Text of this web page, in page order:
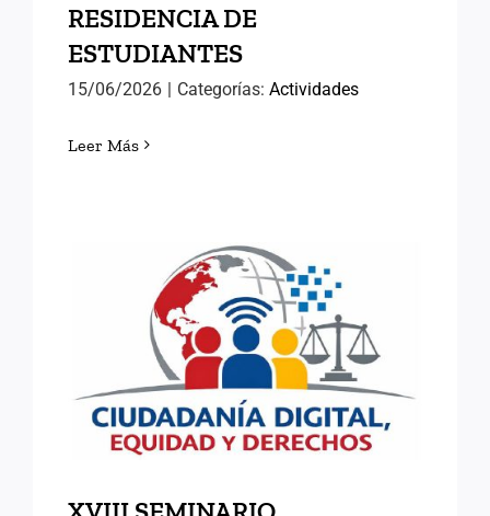
RESIDENCIA DE
ESTUDIANTES
15/06/2026 | Categorías:Actividades
Leer Más
XVIII SEMINARIO
INTERNACIONAL DE
ANTIGUOS ALUMNOS DEL
INAP